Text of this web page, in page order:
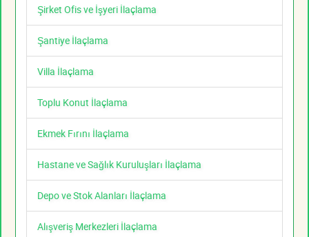
Şirket Ofis ve İşyeri İlaçlama
Şantiye İlaçlama
Villa İlaçlama
Toplu Konut İlaçlama
Ekmek Fırını İlaçlama
Hastane ve Sağlık Kuruluşları İlaçlama
Depo ve Stok Alanları İlaçlama
Alışveriş Merkezleri İlaçlama